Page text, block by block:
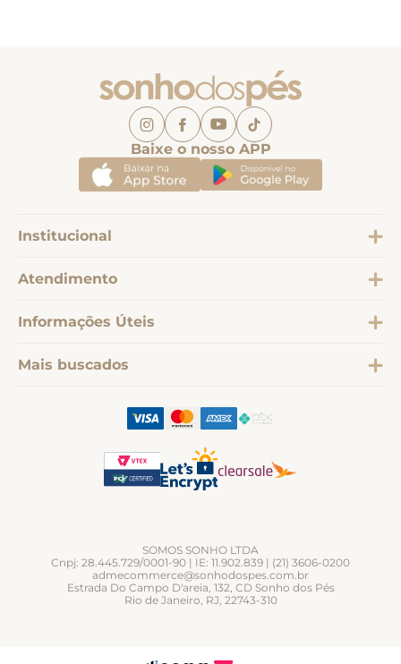
Baixe o nosso APP
Institucional
Atendimento
Informações Úteis
Mais buscados
SOMOS SONHO LTDA
Cnpj: 28.445.729/0001-90 | IE: 11.902.839 | (21) 3606-0200
admecommerce@sonhodospes.com.br
Estrada Do Campo D'areia, 132, CD Sonho dos Pés
Rio de Janeiro, RJ, 22743-310